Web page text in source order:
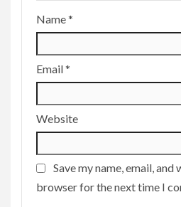
Name*
Email*
Website
Save my name, email, and
browser for the next time I